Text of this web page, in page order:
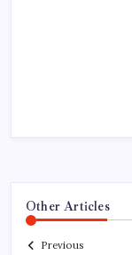
Other Articles
Previous